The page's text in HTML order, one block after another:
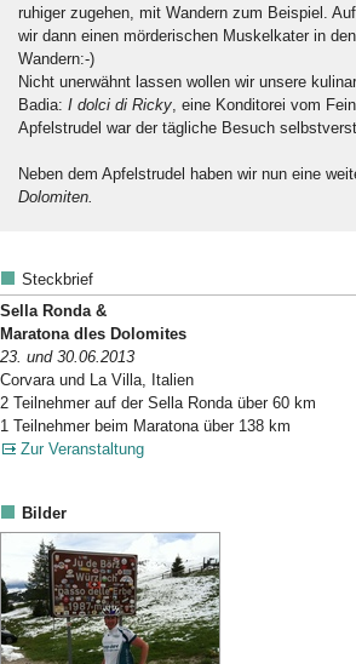
ruhiger zugehen, mit Wandern zum Beispiel.
wir dann einen mörderischen Muskelkater in
Wandern:-)
Nicht unerwähnt lassen wollen wir unsere
Badia: I dolci di Ricky, eine Konditorei vom
Apfelstrudel war der tägliche Besuch
Neben dem Apfelstrudel haben wir nun eine
Dolomiten.
Steckbrief
Sella Ronda &
Maratona dles Dolomites
23. und 30.06.2013
Corvara und La Villa, Italien
2 Teilnehmer auf der Sella Ronda über 60 km
1 Teilnehmer beim Maratona über 138 km
Zur Veranstaltung
Bilder